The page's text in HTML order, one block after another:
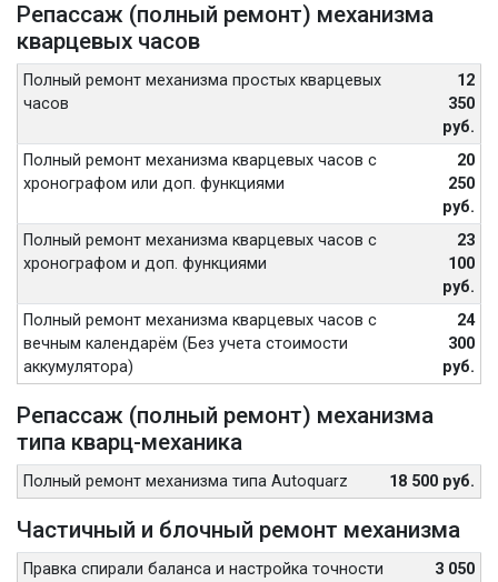
Репассаж (полный ремонт) механизма
кварцевых часов
Полный ремонт механизма простых кварцевых
часов
12
350
руб.
Полный ремонт механизма кварцевых часов с
хронографом или доп. функциями
20
250
руб.
Полный ремонт механизма кварцевых часов с
хронографом и доп. функциями
23
100
руб.
Полный ремонт механизма кварцевых часов с
вечным календарём (Без учета стоимости
аккумулятора)
24
300
руб.
Репассаж (полный ремонт) механизма
типа кварц-механика
Полный ремонт механизма типа Autoquarz 18 500 руб.
Частичный и блочный ремонт механизма
Правка спирали баланса и настройка точности
3 050